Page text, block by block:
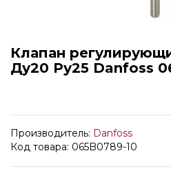
Клапан
Ду20 Ру25 Danfoss
Производитель: Danfoss
Код товара: 065B0789-10